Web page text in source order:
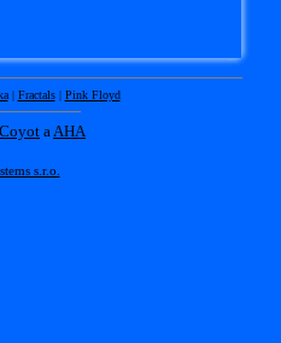
| Fractals| Pink Floyd
Coyot aAHA
s.r.o.